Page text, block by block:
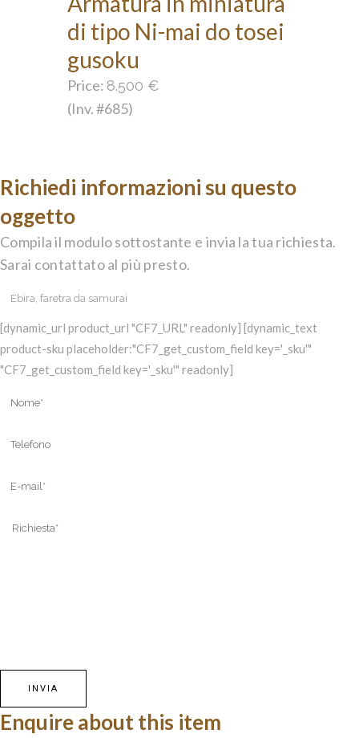
di tipo Ni-mai do tosei
gusoku
Price: 8.500 €
(Inv. #685)
Richiedi informazioni su questo
oggetto
Compila il modulo sottostante e invia la tua richiesta.
Sarai contattato al più presto.
[dynamic_url product_url "CF7_URL" readonly] [dynamic_text
product-sku placeholder:"CF7_get_custom_field key='_sku'"
"CF7_get_custom_field key='_sku'" readonly]
Enquire about this item